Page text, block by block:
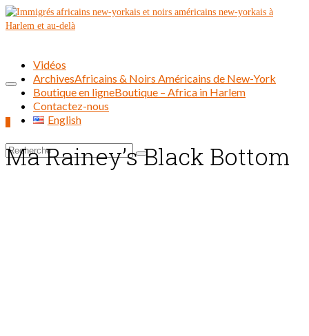
Rechercher :
Vidéos
ArchivesAfricains & Noirs Américains de New-York
Boutique en ligneBoutique – Africa in Harlem
Contactez-nous
English
Ma Rainey’s Black Bottom